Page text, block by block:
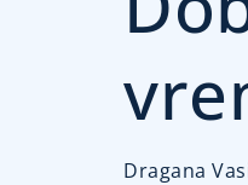
Dragana